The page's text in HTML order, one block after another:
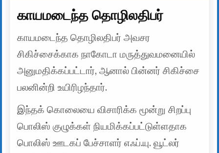
காயமடைந்த தொழிலதிபர்
காயமடைந்த தொழிலதிபர் அவசர
சிகிச்சைக்காக நாகோடா மருத்துவமனையில்
அனுமதிக்கப்பட்டார், ஆனால் பின்னர் சிகிச்சை
பலனின்றி உயிரிழந்தார்.
இந்தக் கொலையை விசாரிக்க மூன்று சிறப்பு
பொலிஸ் குழுக்கள் நியமிக்கப்பட்டுள்ளதாக
பொலிஸ் ஊடகப் பேச்சாளர் எஃப்.யு. வூட்லர்